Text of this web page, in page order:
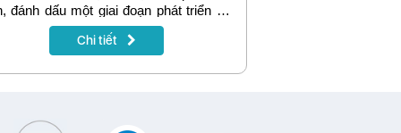
đánh dấu một giai đoạn phát triển mới
Ngành Viễn thông Việt nam.
Chi tiết